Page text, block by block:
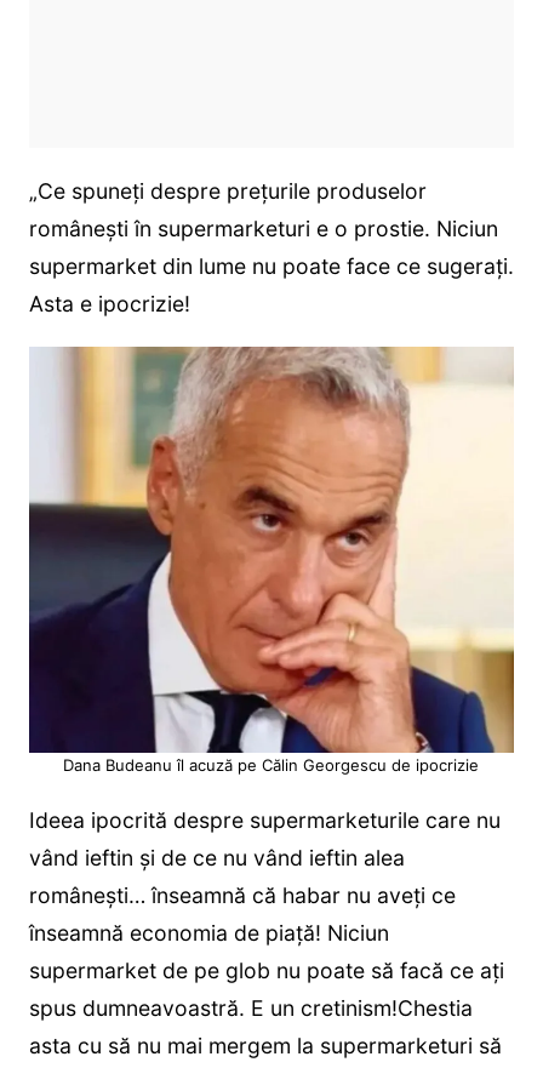
„Ce spuneți despre prețurile produselor
românești în supermarketuri e o prostie. Niciun
supermarket din lume nu poate face ce sugerați.
Asta e ipocrizie!
Dana Budeanu îl acuză pe Călin Georgescu de ipocrizie
Ideea ipocrită despre supermarketurile care nu
vând ieftin și de ce nu vând ieftin alea
românești… înseamnă că habar nu aveți ce
înseamnă economia de piață! Niciun
supermarket de pe glob nu poate să facă ce ați
spus dumneavoastră. E un cretinism!Chestia
asta cu să nu mai mergem la supermarketuri să